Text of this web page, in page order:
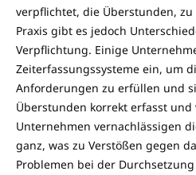
verpflichtet, die Überstunden,
Praxis gibt es jedoch
Verpflichtung. Einige
Zeiterfassungssysteme ein, um
Anforderungen zu erfüllen und
Überstunden korrekt erfasst
Unternehmen vernachlässigen
ganz, was zu Verstößen gegen
Problemen bei der